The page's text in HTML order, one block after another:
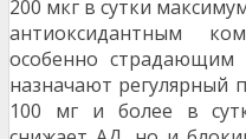
200 мкг в сутки
антиоксидантным
особенно страдающим
назначают регулярный
100 мг и более в